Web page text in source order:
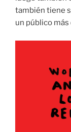
también tiene
un público